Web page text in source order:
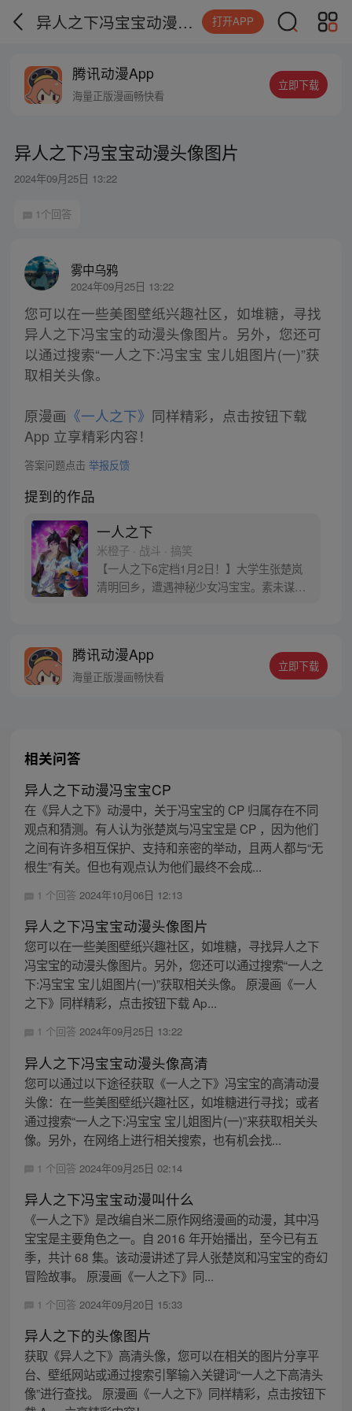
异人之下冯宝宝动漫头像图片 打开APP
腾讯动漫App
海量正版漫画畅快看
立即下载
异人之下冯宝宝动漫头像图片
2024年09月25日 13:22
1个回答
雾中乌鸦
2024年09月25日 13:22
您可以在一些美图壁纸兴趣社区，如堆糖，寻找
异人之下冯宝宝的动漫头像图片。另外，您还可
以通过搜索“一人之下:冯宝宝 宝儿姐图片(一)”获
取相关头像。
原漫画 《一人之下》 同样精彩，点击按钮下载
App 立享精彩内容！
答案问题点击 举报反馈
提到的作品
一人之下
米橙子 · 战斗 · 搞笑
【一人之下6定档1月2日！】大学生张楚岚
清明回乡，遭遇神秘少女冯宝宝。素未谋面
密，张楚岚的生活被彻底颠覆，与冯宝宝一
同踏上“异人”之旅。
腾讯动漫App
海量正版漫画畅快看
立即下载
相关问答
异人之下动漫冯宝宝CP
在《异人之下》动漫中，关于冯宝宝的 CP 归属存在不同
观点和猜测。有人认为张楚岚与冯宝宝是 CP ，因为他们
之间有许多相互保护、支持和亲密的举动，且两人都与“无
根生”有关。但也有观点认为他们最终不会成...
1 个回答 2024年10月06日 12:13
异人之下冯宝宝动漫头像图片
您可以在一些美图壁纸兴趣社区，如堆糖，寻找异人之下
冯宝宝的动漫头像图片。另外，您还可以通过搜索“一人之
下:冯宝宝 宝儿姐图片(一)”获取相关头像。 原漫画《一人
之下》同样精彩，点击按钮下载 Ap...
1 个回答 2024年09月25日 13:22
异人之下冯宝宝动漫头像高清
您可以通过以下途径获取《一人之下》冯宝宝的高清动漫
头像：在一些美图壁纸兴趣社区，如堆糖进行寻找；或者
通过搜索“一人之下:冯宝宝 宝儿姐图片(一)”来获取相关头
像。另外，在网络上进行相关搜索，也有机会找...
1 个回答 2024年09月25日 02:14
异人之下冯宝宝动漫叫什么
《一人之下》是改编自米二原作网络漫画的动漫，其中冯
宝宝是主要角色之一。自 2016 年开始播出，至今已有五
季，共计 68 集。该动漫讲述了异人张楚岚和冯宝宝的奇幻
冒险故事。 原漫画《一人之下》同...
1 个回答 2024年09月20日 15:33
异人之下的头像图片
获取《异人之下》高清头像，您可以在相关的图片分享平
台、壁纸网站或通过搜索引擎输入关键词“一人之下高清头
像”进行查找。 原漫画《一人之下》同样精彩，点击按钮下